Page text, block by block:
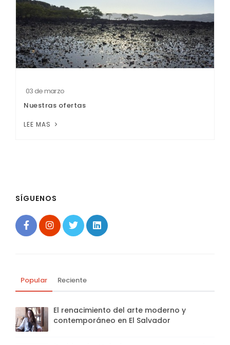
03 de marzo
Nuestras ofertas
LEE MAS
SÍGUENOS
Popular Reciente
El renacimiento del arte moderno y
contemporáneo en El Salvador